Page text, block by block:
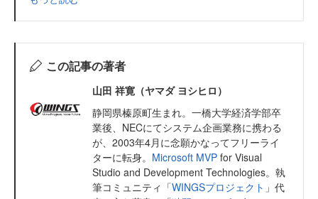
この記事の著者
山田 祥寛（ヤマダ ヨシヒロ）
静岡県榛原町生まれ。一橋大学経済学部卒
業後、NECにてシステム企画業務に携わる
が、2003年4月に念願かなってフリーライ
ターに転身。 Microsoft MVP for Visual
Studio and Development Technologies。執
筆コミュニティ「WINGSプロジェクト 」代